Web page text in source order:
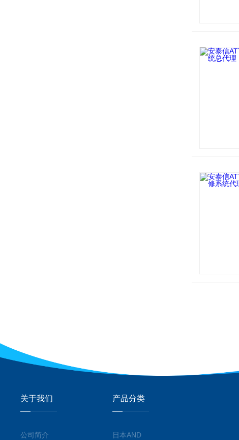
关于我们
公司简介
产品分类
日本AND